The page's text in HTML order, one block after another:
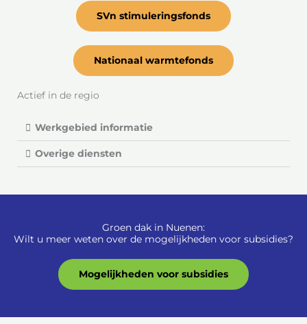
SVn stimuleringsfonds
Nationaal warmtefonds
Actief in de regio
Werkgebied informatie
Overige diensten
Groen dak in Nuenen:
Wilt u meer weten over de mogelijkheden voor subsidies?
Mogelijkheden voor subsidies